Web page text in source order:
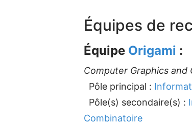
Équipes de
Équipe Origami :
Computer Graphics and
Pôle principal :
Pôle(s) secondaire(s) :
Combinatoire